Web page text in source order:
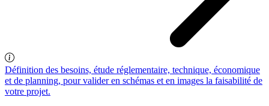
Définition des besoins, étude réglementaire, technique, économique
et de planning, pour valider en schémas et en images la faisabilité de
votre projet.